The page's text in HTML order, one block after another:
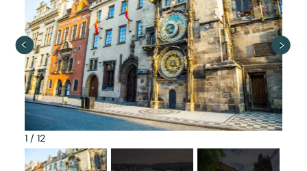
1/ 12